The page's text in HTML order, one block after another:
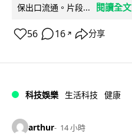
保出口流通。片段...
閱讀全文
56 16 ↗ 分享
科技娛樂 生活科技 健康
arthur 14 小時